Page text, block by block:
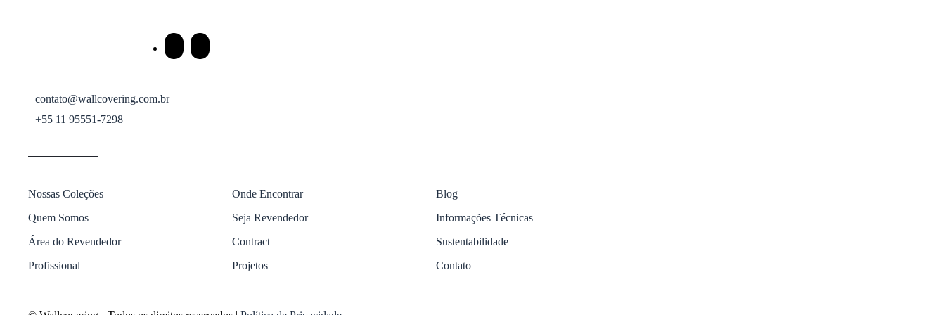
contato@wallcovering.com.br
+55 11 95551-7298
Nossas Coleções
Quem Somos
Área do Revendedor
Profissional
Onde Encontrar
Seja Revendedor
Contract
Projetos
Blog
Informações Técnicas
Sustentabilidade
Contato